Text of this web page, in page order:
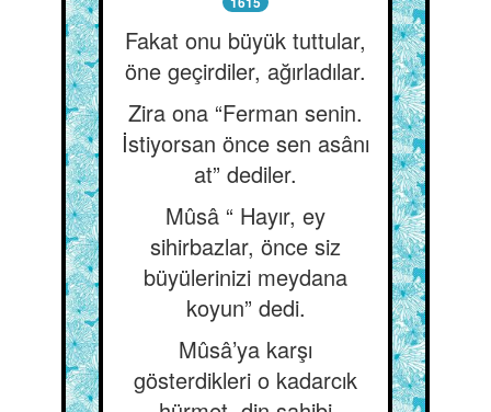
Fakat onu büyük tuttular,
öne geçirdiler, ağırladılar.
Zira ona “Ferman senin.
İstiyorsan önce sen asânı
at” dediler.
Mûsâ “ Hayır, ey
sihirbazlar, önce siz
büyülerinizi meydana
koyun” dedi.
Mûsâ’ya karşı
gösterdikleri o kadarcık